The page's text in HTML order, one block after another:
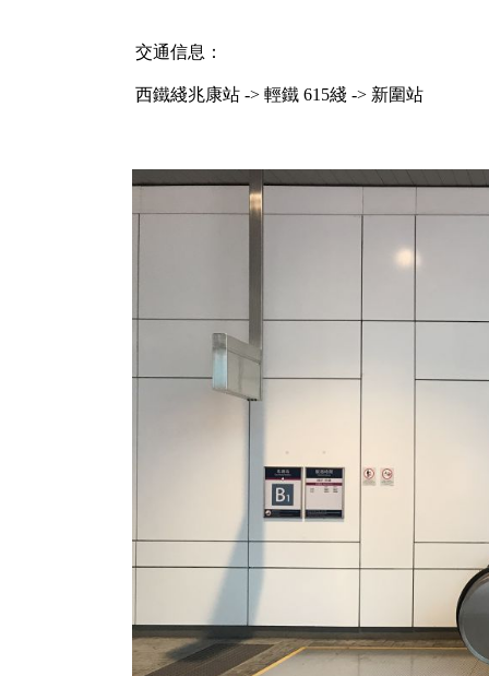
交通信息：
西鐵綫兆康站 -> 輕鐵 615綫 -> 新圍站